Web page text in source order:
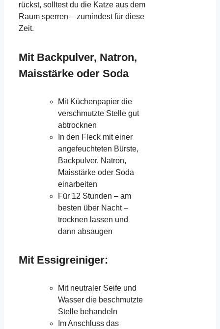
rückst, solltest du die Katze aus dem
Raum sperren – zumindest für diese
Zeit.
Mit Backpulver, Natron,
Maisstärke oder Soda
Mit Küchenpapier die
verschmutzte Stelle gut
abtrocknen
In den Fleck mit einer
angefeuchteten Bürste,
Backpulver, Natron,
Maisstärke oder Soda
einarbeiten
Für 12 Stunden – am
besten über Nacht –
trocknen lassen und
dann absaugen
Mit Essigreiniger:
Mit neutraler Seife und
Wasser die beschmutzte
Stelle behandeln
Im Anschluss das